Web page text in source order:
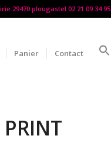
29470 plougastel 02 21 09 34 95
Panier Contact